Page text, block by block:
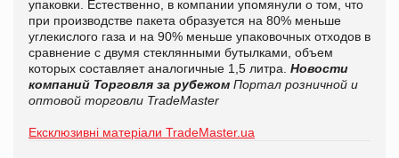
упаковки. Естественно, в компании упомянули о том, что
при производстве пакета образуется на 80% меньше
углекислого газа и на 90% меньше упаковочных отходов в
сравнение с двумя стеклянными бутылками, объем
которых составляет аналогичные 1,5 литра. Новости
компаний Торговля за рубежом Портал розничной и
оптовой торговли TradeMaster
Ексклюзивні матеріали TradeMaster.ua